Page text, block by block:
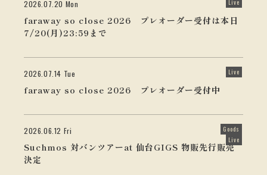
2026.07.20 Mon Live
faraway so close 2026 プレオーダー受付は本日
7/20(月)23:59まで
2026.07.14 Tue Live
faraway so close 2026 プレオーダー受付中
2026.06.12 Fri
Goods
Live
Suchmos 対バンツアーat 仙台GIGS 物販先行販売
決定